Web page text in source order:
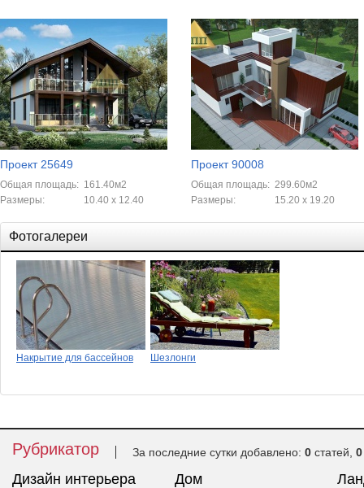
Проект 25649
Общая площадь: 161.40м2
Размеры:
10.40 x 12.40
Проект 90008
Общая площадь: 299.60м2
Размеры:
15.20 x 19.20
Фотогалереи
Накрытие для бассейнов Шезлонги
Рубрикатор За последние сутки добавлено: 0 статей, 0
Дизайн интерьера Дом